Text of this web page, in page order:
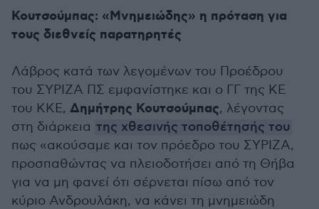
Κουτσούμπας: «Μνημειώδης» η πρόταση για
τους διεθνείς παρατηρητές
Λάβρος κατά των λεγομένων του Προέδρου
του ΣΥΡΙΖΑ ΠΣ εμφανίστηκε και ο ΓΓ της ΚΕ
του ΚΚΕ, Δημήτρης Κουτσούμπας, λέγοντας
στη διάρκεια της χθεσινής τοποθέτησής του
πως «ακούσαμε και τον πρόεδρο του ΣΥΡΙΖΑ,
προσπαθώντας να πλειοδοτήσει από τη Θήβα
για να μη φανεί ότι σέρνεται πίσω από τον
κύριο Ανδρουλάκη, να κάνει τη μνημειώδη